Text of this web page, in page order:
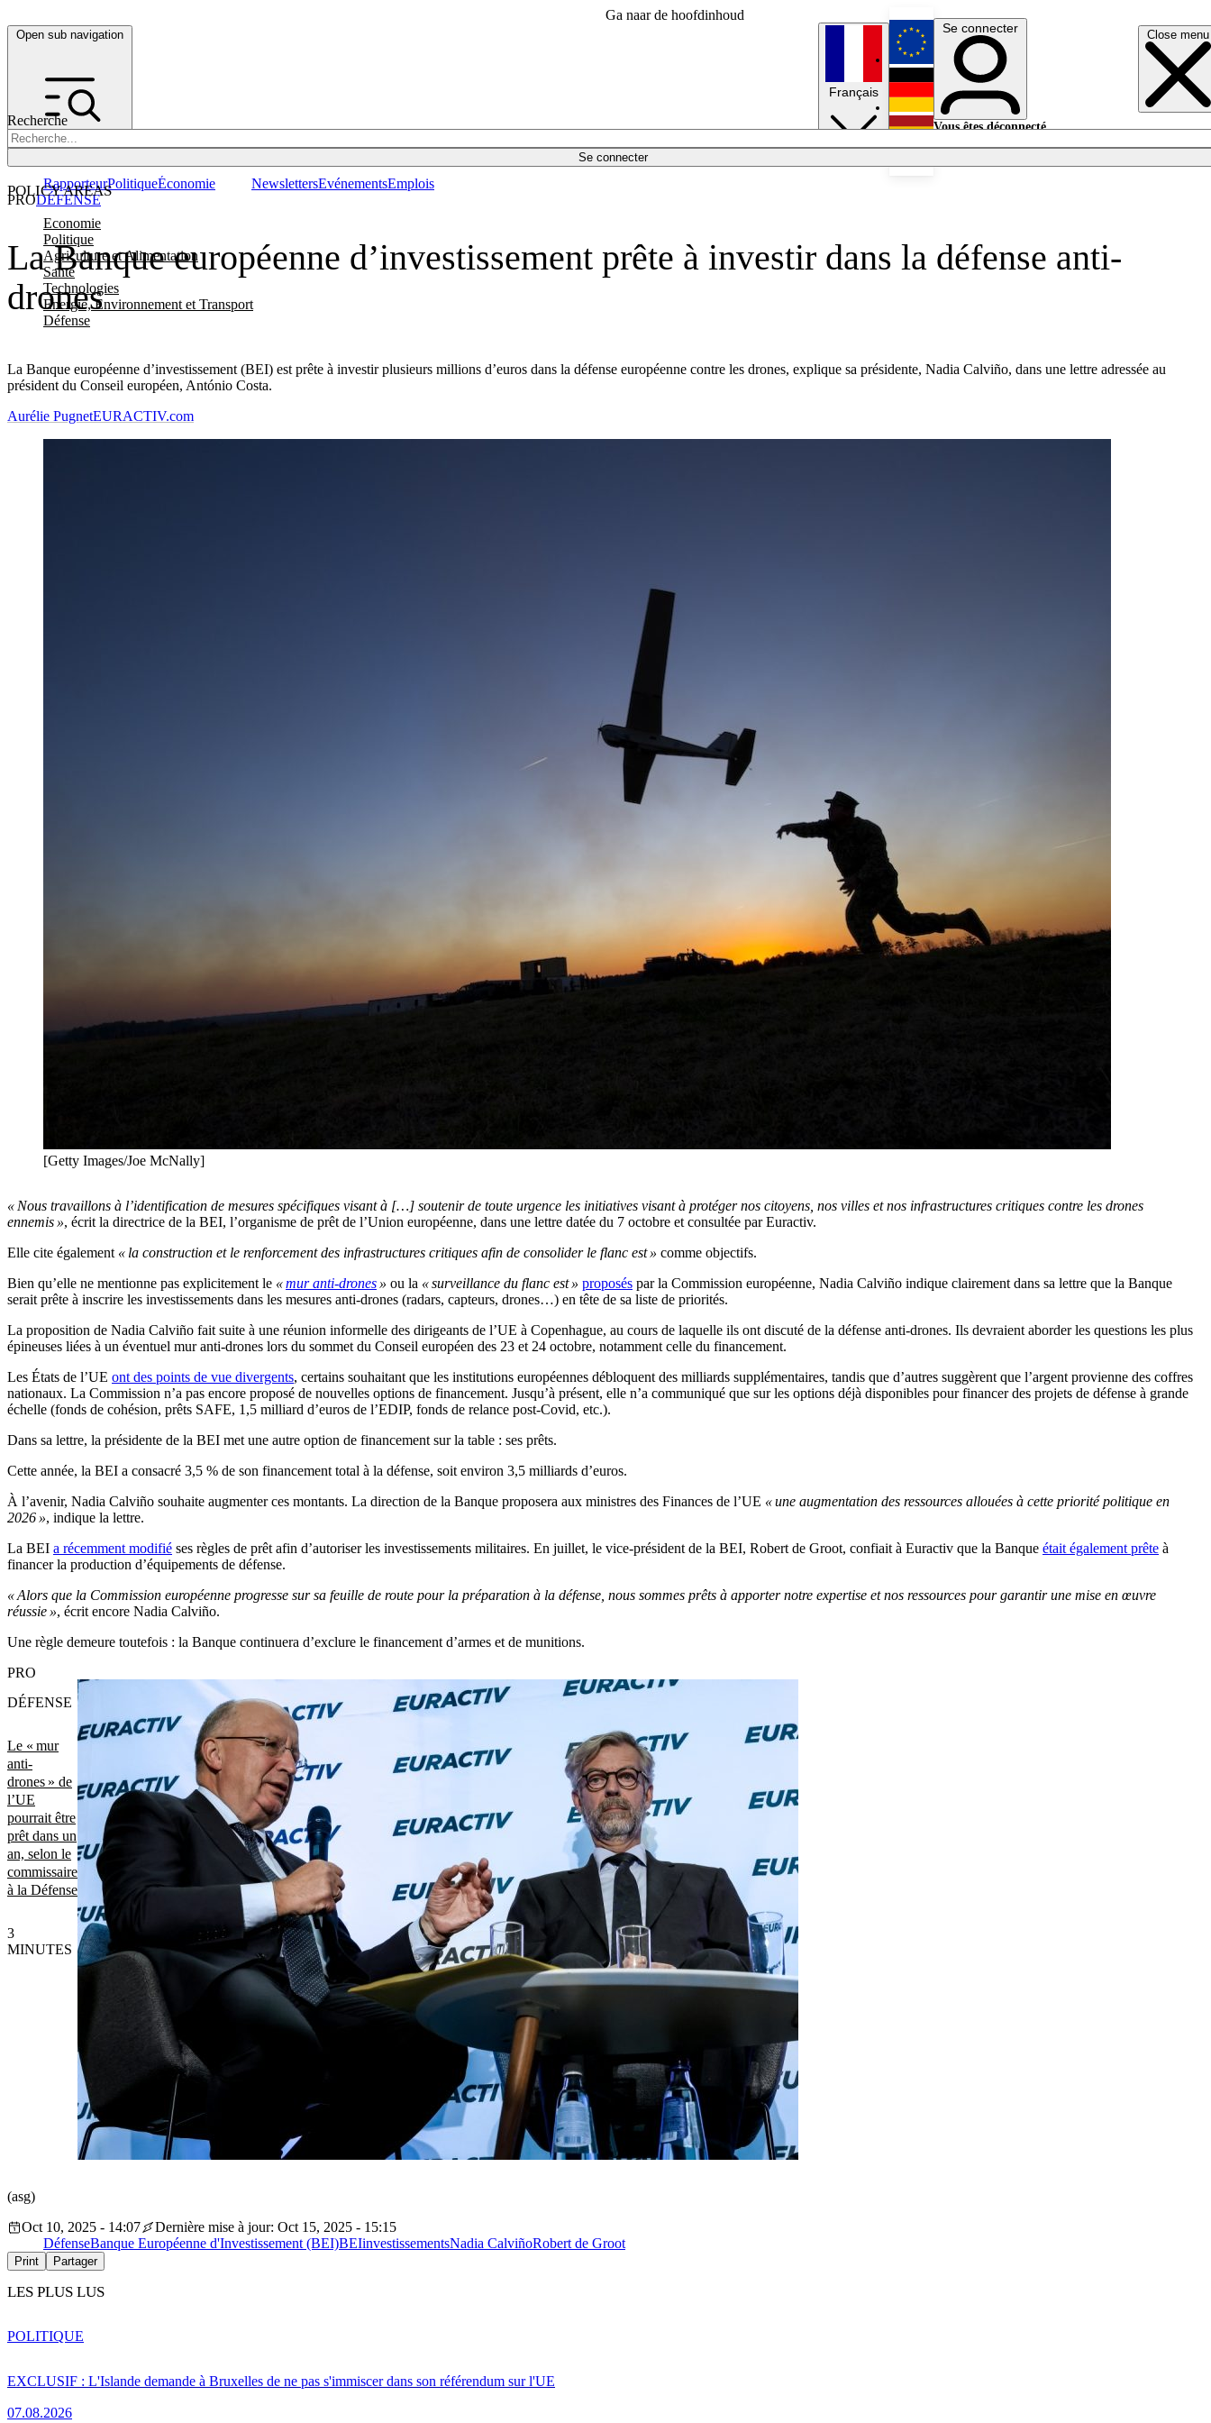
Ga naar de hoofdinhoud
Open sub navigation Close menu
Recherche
Se connecter
POLICY AREAS
Economie
Politique
Agriculture et Alimentation
Santé
Technologies
Energie, Environnement et Transport
Défense
RapporteurPolitiqueÉconomie NewslettersEvénementsEmplois
Français
English
Deutsch
Se connecter
Vous êtes déconnecté.
La Banque européenne d’investissement prête à investir dans la défense anti-
drones
La Banque européenne d’investissement (BEI) est prête à investir plusieurs millions d’euros dans la défense européenne contre les drones, explique sa présidente, Nadia Calviño, dans une lettre adressée au
président du Conseil européen, António Costa.
PRODÉFENSE
Aurélie PugnetEURACTIV.com
[Getty Images/Joe McNally]
« Nous travaillons à l’identification de mesures spécifiques visant à […] soutenir de toute urgence les initiatives visant à protéger nos citoyens, nos villes et nos infrastructures critiques contre les drones
ennemis », écrit la directrice de la BEI, l’organisme de prêt de l’Union européenne, dans une lettre datée du 7 octobre et consultée par Euractiv.
Elle cite également « la construction et le renforcement des infrastructures critiques afin de consolider le flanc est » comme objectifs.
Bien qu’elle ne mentionne pas explicitement le «mur anti-drones » ou la « surveillance du flanc est » proposés par la Commission européenne, Nadia Calviño indique clairement dans sa lettre que la Banque
serait prête à inscrire les investissements dans les mesures anti-drones (radars, capteurs, drones…) en tête de sa liste de priorités.
La proposition de Nadia Calviño fait suite à une réunion informelle des dirigeants de l’UE à Copenhague, au cours de laquelle ils ont discuté de la défense anti-drones. Ils devraient aborder les questions les plus
épineuses liées à un éventuel mur anti-drones lors du sommet du Conseil européen des 23 et 24 octobre, notamment celle du financement.
Les États de l’UE ont des points de vue divergents, certains souhaitant que les institutions européennes débloquent des milliards supplémentaires, tandis que d’autres suggèrent que l’argent provienne des coffres
nationaux. La Commission n’a pas encore proposé de nouvelles options de financement. Jusqu’à présent, elle n’a communiqué que sur les options déjà disponibles pour financer des projets de défense à grande
échelle (fonds de cohésion, prêts SAFE, 1,5 milliard d’euros de l’EDIP, fonds de relance post-Covid, etc.).
Dans sa lettre, la présidente de la BEI met une autre option de financement sur la table : ses prêts.
Cette année, la BEI a consacré 3,5 % de son financement total à la défense, soit environ 3,5 milliards d’euros.
À l’avenir, Nadia Calviño souhaite augmenter ces montants. La direction de la Banque proposera aux ministres des Finances de l’UE « une augmentation des ressources allouées à cette priorité politique en
2026 », indique la lettre.
La BEI a récemment modifié ses règles de prêt afin d’autoriser les investissements militaires. En juillet, le vice-président de la BEI, Robert de Groot, confiait à Euractiv que la Banque était également prête à
financer la production d’équipements de défense.
« Alors que la Commission européenne progresse sur sa feuille de route pour la préparation à la défense, nous sommes prêts à apporter notre expertise et nos ressources pour garantir une mise en œuvre
réussie », écrit encore Nadia Calviño.
Une règle demeure toutefois : la Banque continuera d’exclure le financement d’armes et de munitions.
Le « mur
anti-
drones » de
l’UE
pourrait être
prêt dans un
an, selon le
commissaire
à la Défense
PRO
DÉFENSE
3
MINUTES
(asg)
Oct 10, 2025 - 14:07
Dernière mise à jour: Oct 15, 2025 - 15:15
DéfenseBanque Européenne d'Investissement (BEI)BEIinvestissementsNadia CalviñoRobert de Groot
Print Partager
LES PLUS LUS
EXCLUSIF : L'Islande demande à Bruxelles de ne pas s'immiscer dans son référendum sur l'UE
07.08.2026
POLITIQUE